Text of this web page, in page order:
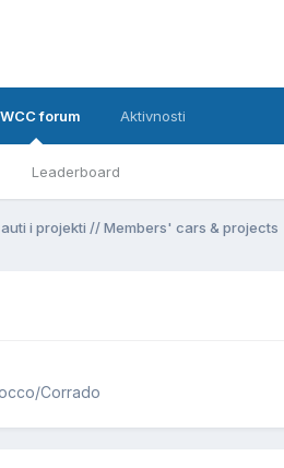
forum
Leaderboard
Aktivnosti
auti i projekti // Members' cars & projects
Corrado